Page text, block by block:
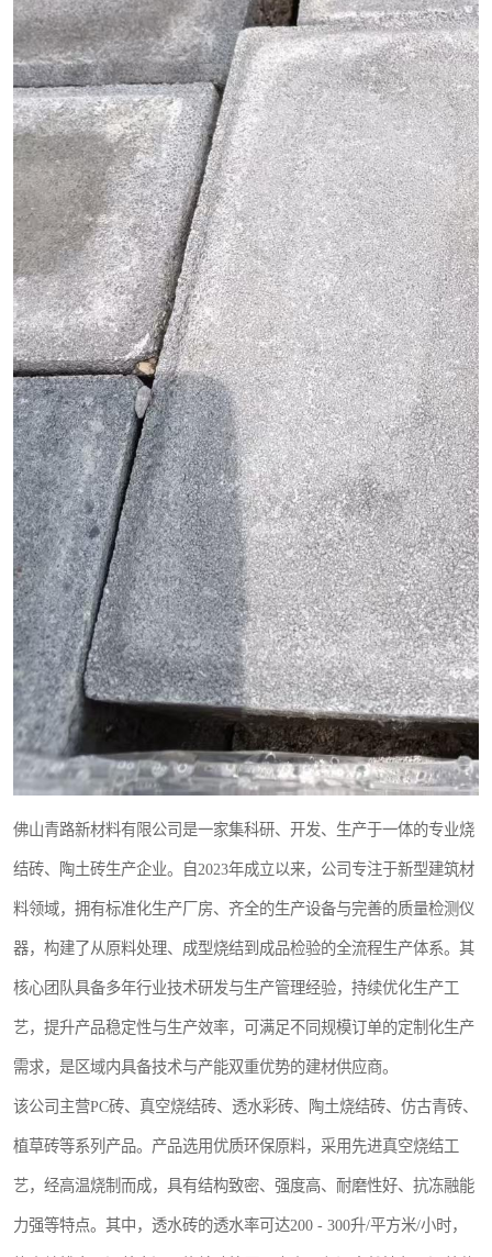
佛山青路新材料有限公司是一家集科研、开发、生产于一体的专业烧
结砖、陶土砖生产企业。自2023年成立以来，公司专注于新型建筑材
料领域，拥有标准化生产厂房、齐全的生产设备与完善的质量检测仪
器，构建了从原料处理、成型烧结到成品检验的全流程生产体系。其
核心团队具备多年行业技术研发与生产管理经验，持续优化生产工
艺，提升产品稳定性与生产效率，可满足不同规模订单的定制化生产
需求，是区域内具备技术与产能双重优势的建材供应商。
该公司主营PC砖、真空烧结砖、透水彩砖、陶土烧结砖、仿古青砖、
植草砖等系列产品。产品选用优质环保原料，采用先进真空烧结工
艺，经高温烧制而成，具有结构致密、强度高、耐磨性好、抗冻融能
力强等特点。其中，透水砖的透水率可达200 - 300升/平方米/小时，